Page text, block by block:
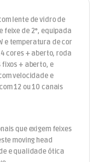
lente de vidro de
feixe de 2°, equipada
e temperatura de cor
cores + aberto, roda
fixos + aberto, e
velocidade e
12 ou 10 canais
que exigem feixes
moving head
e qualidade ótica